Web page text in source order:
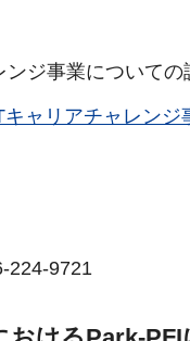
ジ事業についての
ャリアチャレンジ
224-9721